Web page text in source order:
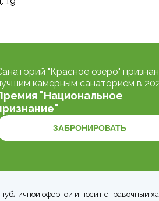
"Красное озеро" признан
камерным санаторием в
"Национальное
ЗАБРОНИРОВАТЬ
публичной офертой и носит